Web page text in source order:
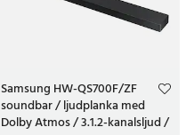
Samsung HW-QS700F/ZF
soundbar / ljudplanka med
Dolby Atmos / 3.1.2-kanalsljud /